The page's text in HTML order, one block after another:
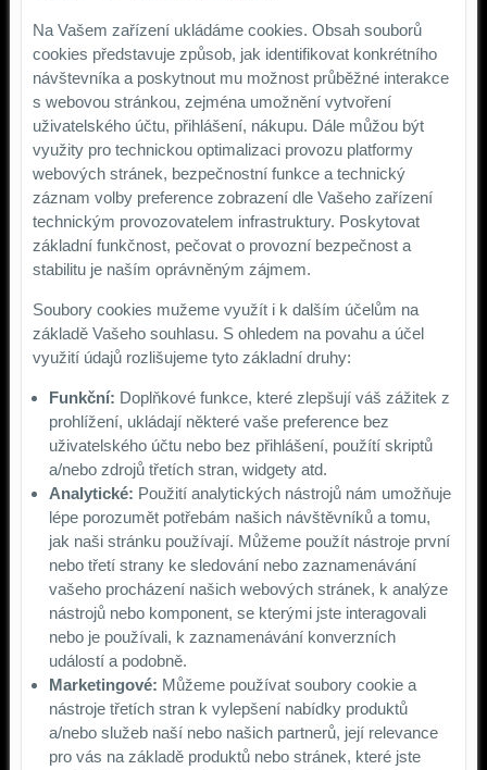
Na Vašem zařízení ukládáme cookies. Obsah souborů
cookies představuje způsob, jak identifikovat konkrétního
návštevníka a poskytnout mu možnost průběžné interakce
s webovou stránkou, zejména umožnění vytvoření
uživatelského účtu, přihlášení, nákupu. Dále můžou být
využity pro technickou optimalizaci provozu platformy
webových stránek, bezpečnostní funkce a technický
záznam volby preference zobrazení dle Vašeho zařízení
technickým provozovatelem infrastruktury. Poskytovat
základní funkčnost, pečovat o provozní bezpečnost a
stabilitu je naším oprávněným zájmem.
Soubory cookies mužeme využít i k dalším účelům na
základě Vašeho souhlasu. S ohledem na povahu a účel
využití údajů rozlišujeme tyto základní druhy:
Funkční: Doplňkové funkce, které zlepšují váš zážitek z
prohlížení, ukládají některé vaše preference bez
uživatelského účtu nebo bez přihlášení, použítí skriptů
a/nebo zdrojů třetích stran, widgety atd.
Analytické: Použití analytických nástrojů nám umožňuje
lépe porozumět potřebám našich návštěvníků a tomu,
jak naši stránku používají. Můžeme použít nástroje první
nebo třetí strany ke sledování nebo zaznamenávání
vašeho procházení našich webových stránek, k analýze
nástrojů nebo komponent, se kterými jste interagovali
nebo je používali, k zaznamenávání konverzních
událostí a podobně.
Marketingové: Můžeme používat soubory cookie a
nástroje třetích stran k vylepšení nabídky produktů
a/nebo služeb naší nebo našich partnerů, její relevance
pro vás na základě produktů nebo stránek, které jste